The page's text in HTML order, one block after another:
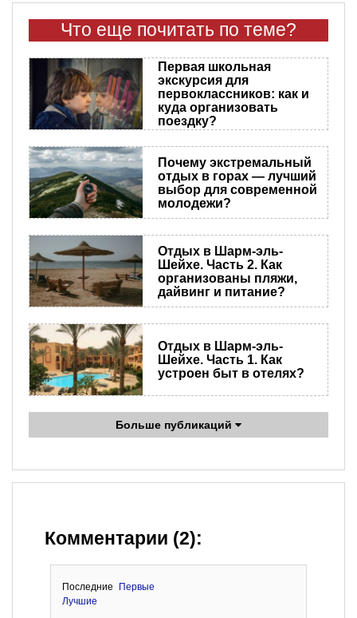
Что еще почитать по теме?
Первая школьная
экскурсия для
первоклассников: как и
куда организовать
поездку?
Почему экстремальный
отдых в горах — лучший
выбор для современной
молодежи?
Отдых в Шарм-эль-
Шейхе. Часть 2. Как
организованы пляжи,
дайвинг и питание?
Отдых в Шарм-эль-
Шейхе. Часть 1. Как
устроен быт в отелях?
Больше публикаций
Комментарии (2):
Последние
Первые
Лучшие